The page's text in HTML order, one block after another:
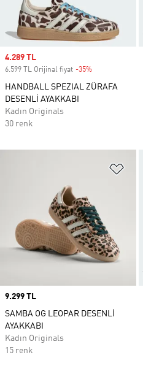
Sale price
4.289 TL
6.599 TL Orijinal fiyat -35%
HANDBALL SPEZIAL ZÜRAFA
DESENLİ AYAKKABI
Kadın Originals
30 renk
Price
9.299 TL
SAMBA OG LEOPAR DESENLİ
AYAKKABI
Kadın Originals
15 renk